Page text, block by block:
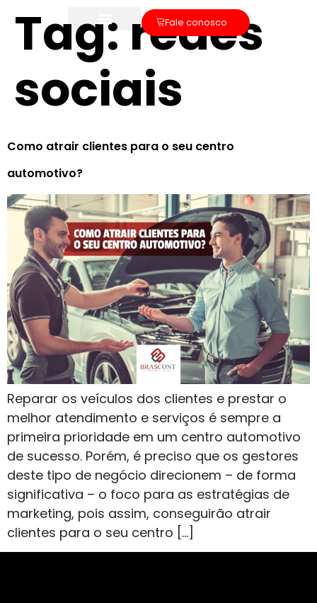
Fale conosco
Tag: redes
sociais
Como atrair clientes para o seu centro
automotivo?
Reparar os veículos dos clientes e prestar o
melhor atendimento e serviços é sempre a
primeira prioridade em um centro automotivo
de sucesso. Porém, é preciso que os gestores
deste tipo de negócio direcionem – de forma
significativa – o foco para as estratégias de
marketing, pois assim, conseguirão atrair
clientes para o seu centro […]